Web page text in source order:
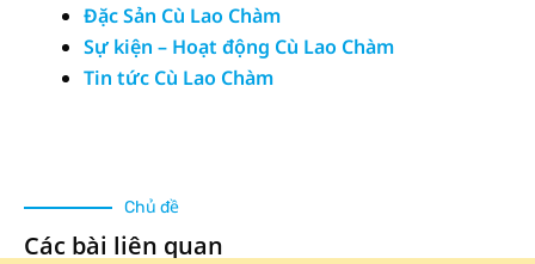
Đặc Sản Cù Lao Chàm
Sự kiện – Hoạt động Cù Lao Chàm
Tin tức Cù Lao Chàm
Chủ đề
Các bài liên quan